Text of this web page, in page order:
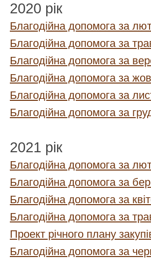
2020 рік
Благодійна допомога за
Благодійна допомога за
Благодійна допомога за
Благодійна допомога за
Благодійна допомога за
Благодійна допомога за
2021 рік
Благодійна допомога за
Благодійна допомога за
Благодійна допомога за
Благодійна допомога за
Проект річного плану
Благодійна допомога за